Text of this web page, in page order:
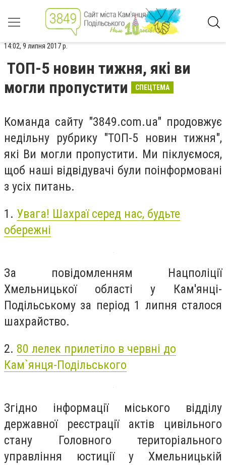
14:02, 9 липня 2017 р.
ТОП-5 новин тижня, які ви
могли пропустити
СПЕЦТЕМА
Команда сайту "3849.com.ua" продовжує
недільну рубрику "ТОП-5 новин тижня",
які Ви могли пропустити. Ми піклуємося,
щоб наші відвідувачі були поінформовані
з усіх питань.
1. Увага! Шахраї серед нас, будьте
обережні
За повідомленням Нацполіції
Хмельницької області у Кам'янці-
Подільському за період 1 липня сталося
шахрайство.
2. 80 лелек прилетіло в червні до
Кам`янця-Подільського
Згідно інформації міського відділу
державної реєстрації актів цивільного
стану Головного територіального
управління юстиції у Хмельницькій